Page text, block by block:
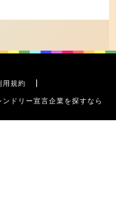
用規約
ドリー宣言企業を探すなら